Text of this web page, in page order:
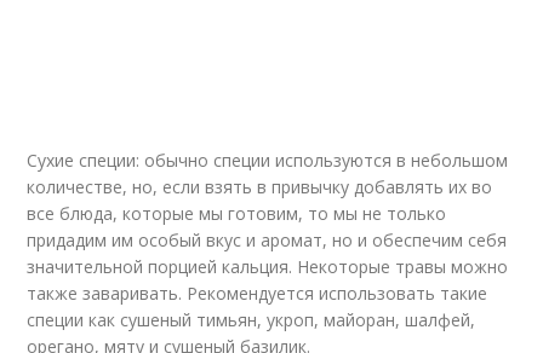
Сухие специи: обычно специи используются в небольшом
количестве, но, если взять в привычку добавлять их во
все блюда, которые мы готовим, то мы не только
придадим им особый вкус и аромат, но и обеспечим себя
значительной порцией кальция. Некоторые травы можно
также заваривать. Рекомендуется использовать такие
специи как сушеный тимьян, укроп, майоран, шалфей,
орегано, мяту и сушеный базилик.